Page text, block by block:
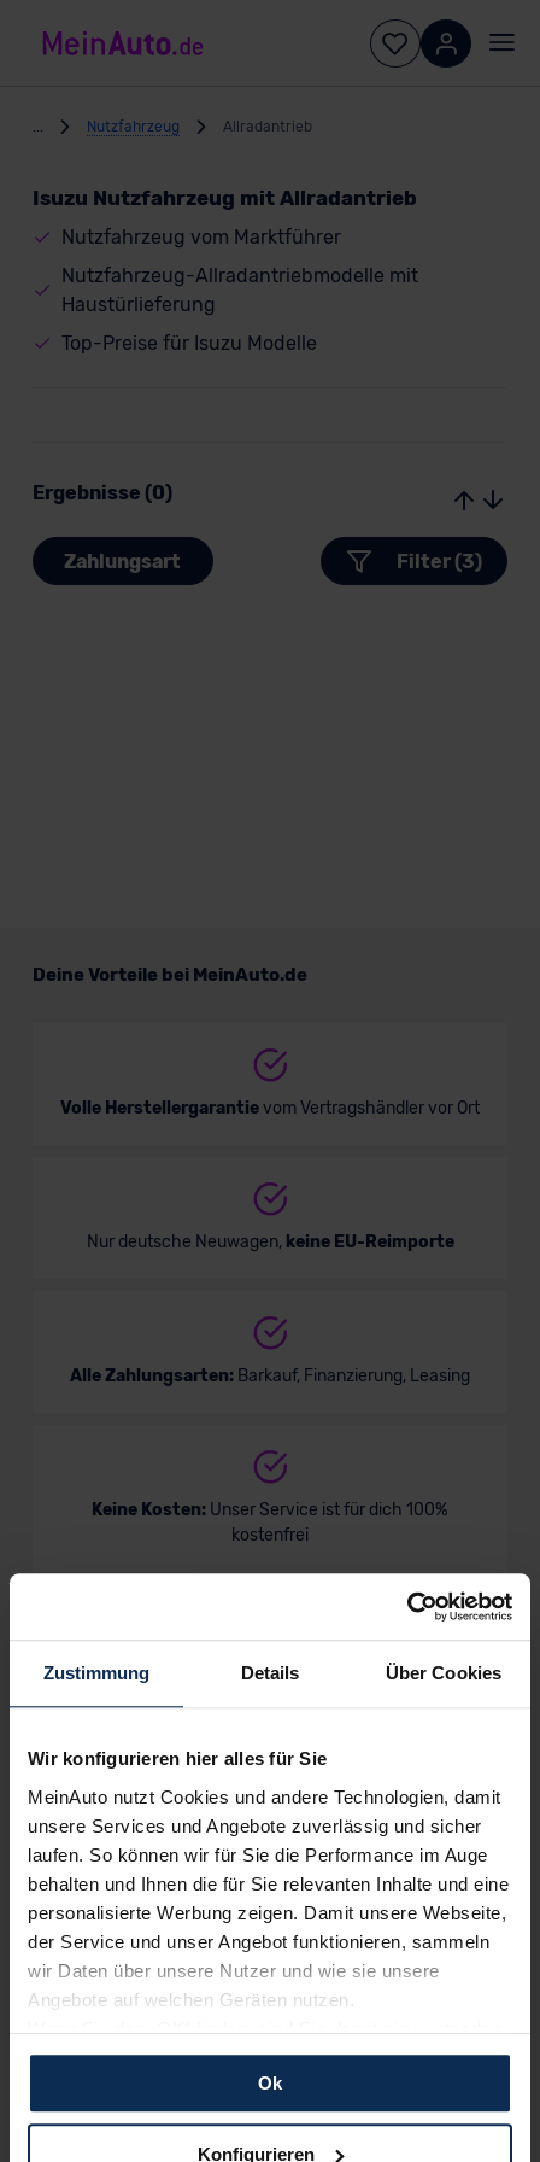
Zustimmung Details Über Cookies
Wir konfigurieren hier alles für Sie
MeinAuto nutzt Cookies und andere Technologien, damit
unsere Services und Angebote zuverlässig und sicher
laufen. So können wir für Sie die Performance im Auge
behalten und Ihnen die für Sie relevanten Inhalte und eine
personalisierte Werbung zeigen. Damit unsere Webseite,
der Service und unser Angebot funktionieren, sammeln
wir Daten über unsere Nutzer und wie sie unsere
Angebote auf welchen Geräten nutzen.
Wenn Sie das „OK“ finden, sind Sie damit einverstanden
und erlauben uns Cookies für unseren Service zu
verwenden und diese Daten an Dritte weiterzugeben,
etwa an unsere Marketingpartner. Falls Sie dem nicht
zustimmen möchten, beschränken wir uns auf die
Ok
Konfigurieren
Nutzfahrzeug Allradantrieb
Isuzu Nutzfahrzeug mit Allradantrieb
Nutzfahrzeug vom Marktführer
Nutzfahrzeug-Allradantriebmodelle mit
Haustürlieferung
Top-Preise für Isuzu Modelle
Ergebnisse (0)
Zahlungsart Filter (3)
Deine Vorteile bei MeinAuto.de
Volle Herstellergarantievom Vertragshändler vor Ort
Nur deutsche Neuwagen, keine EU-Reimporte
Alle Zahlungsarten: Barkauf, Finanzierung, Leasing
Keine Kosten: Unser Service ist für dich 100%
kostenfrei
Kundenzufriedenheit!
Neuwagenmarkt in Deutschland. Unsere Kunden haben
dadurch ihr Wunschauto zum Top-Rabatt erhalten und
bewerten unsere Arbeit positiv.
Sehen Sie sich unsere Bewertungen an:
Erfahren Sie mehr über das Urteil unserer Kunden